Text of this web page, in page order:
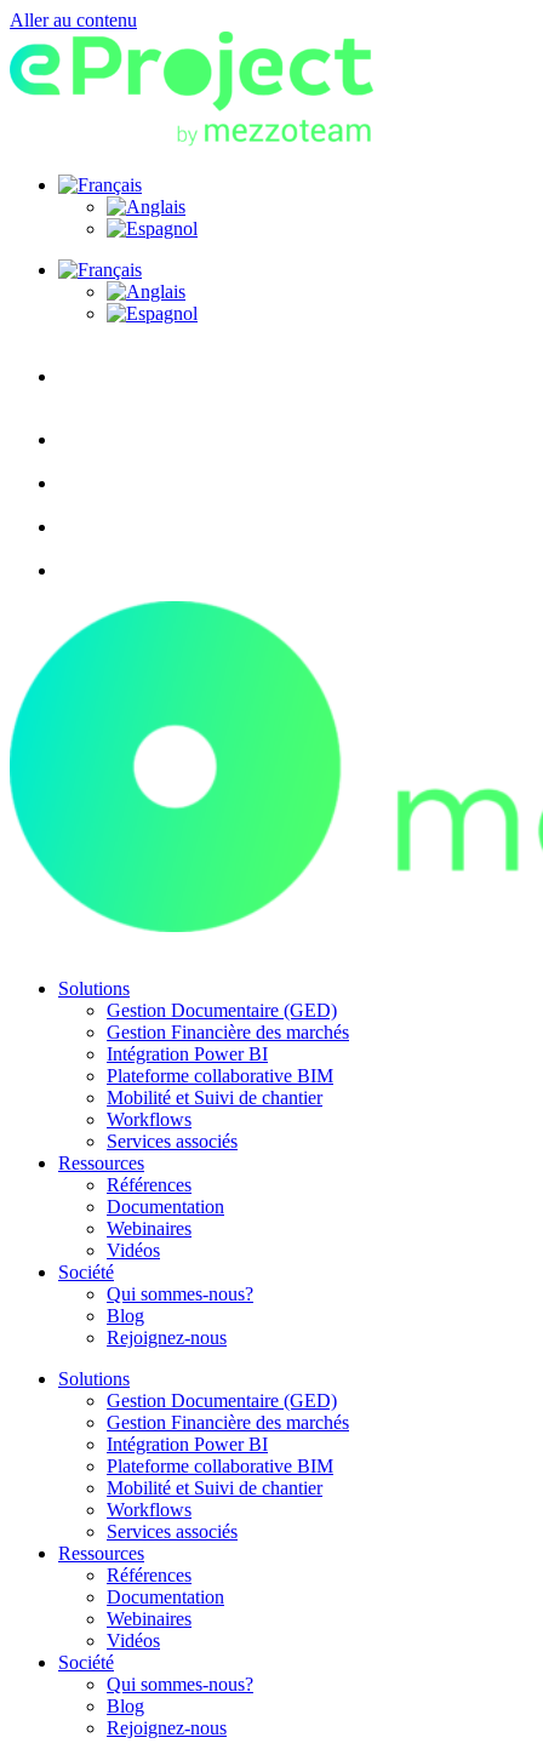
Aller au contenu
Solutions
Gestion Documentaire (GED)
Gestion Financière des marchés
Intégration Power BI
Plateforme collaborative BIM
Mobilité et Suivi de chantier
Workflows
Services associés
Ressources
Références
Documentation
Webinaires
Vidéos
Société
Qui sommes-nous?
Blog
Rejoignez-nous
Solutions
Gestion Documentaire (GED)
Gestion Financière des marchés
Intégration Power BI
Plateforme collaborative BIM
Mobilité et Suivi de chantier
Workflows
Services associés
Ressources
Références
Documentation
Webinaires
Vidéos
Société
Qui sommes-nous?
Blog
Rejoignez-nous